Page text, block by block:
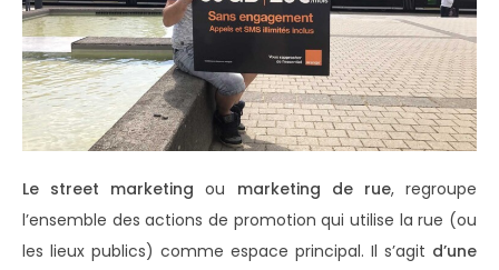
Le street marketing ou marketing de rue, regroupe
l’ensemble des actions de promotion qui utilise la rue (ou
les lieux publics) comme espace principal. Il s’agit d’une